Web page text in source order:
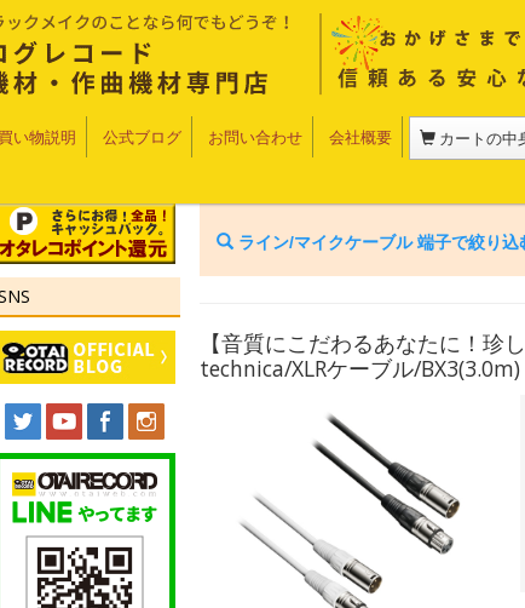
い物説明 公式ブログ お問い合わせ 会社概要 カートの中
ライン/マイクケーブル 端子で絞り込
【音質にこだわるあなたに！
technica/XLRケーブル/BX3(3.0m)